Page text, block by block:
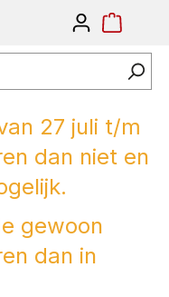
27 juli t/m
dan niet en
gewoon
dan in